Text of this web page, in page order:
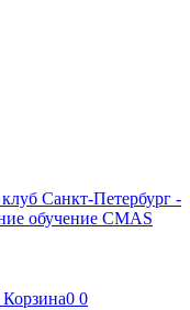
Корзина0 0